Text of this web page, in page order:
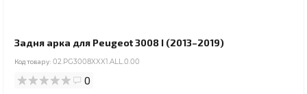
Задня арка для Peugeot 3008 I (2013–2019)
Код товару: 02.PG3008XXX1.ALL.0.00
0